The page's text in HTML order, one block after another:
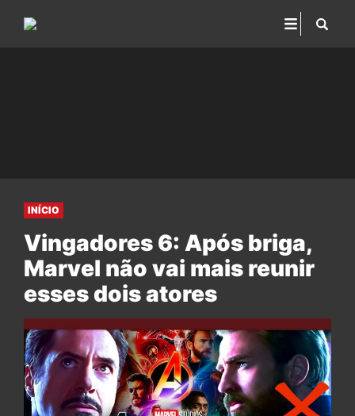
INÍCIO
Vingadores 6: Após briga,
Marvel não vai mais reunir
esses dois atores